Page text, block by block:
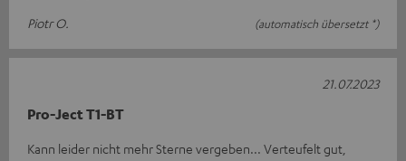
Piotr O.
(automatisch übersetzt *)
Pro-Ject T1-BT
Kann leider nicht mehr Sterne vergeben... Verteufelt gut,
21.07.2023